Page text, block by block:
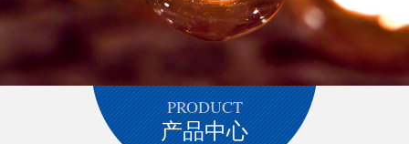
PRODUCT
产品中心